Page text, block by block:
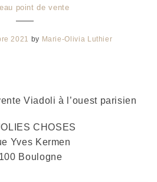
point de vente
2021 by Marie-Olivia Luthier
Viadoli à l’ouest parisien
CHOSES
Yves Kermen
Boulogne